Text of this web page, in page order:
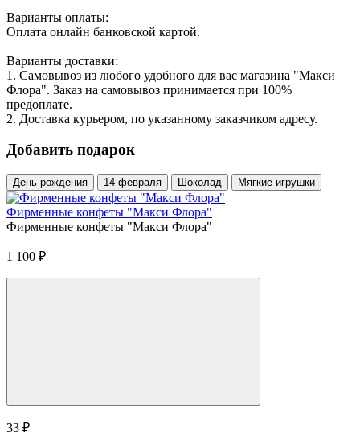
Варианты оплаты:
Оплата онлайн банковской картой.
Варианты доставки:
1. Самовывоз из любого удобного для вас магазина "Макси
Флора". Заказ на самовывоз принимается при 100%
предоплате.
2. Доставка курьером, по указанному заказчиком адресу.
Добавить подарок
День рождения 14 февраля Шоколад Мягкие игрушки
Фирменные конфеты "Макси Флора"
Фирменные конфеты "Макси Флора"
1 100 ₽
33 ₽